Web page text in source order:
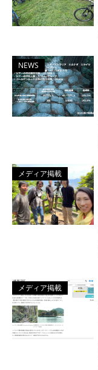
NEWS
メディア掲載
メディア掲載